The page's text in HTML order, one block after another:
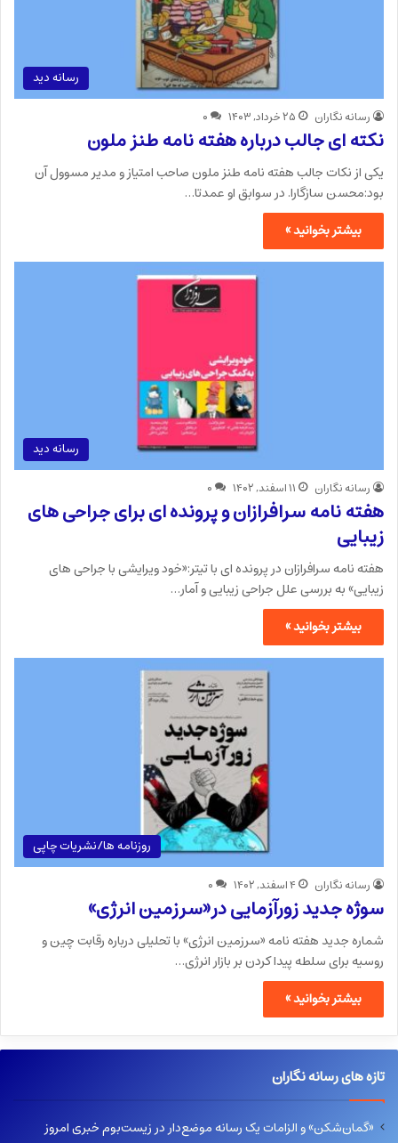
رسانه دید
رسانه نگاران ۲۵ خرداد, ۱۴۰۳ ۰
نکته ای جالب درباره هفته نامه طنز ملون
یکی از نکات جالب هفته نامه طنز ملون صاحب امتیاز و مدیر مسوول آن
بود:محسن سازگارا. در سوابق او عمدتا…
بیشتر بخوانید »
رسانه دید
رسانه نگاران ۱۱ اسفند, ۱۴۰۲ ۰
هفته نامه سرافرازان و پرونده ای برای جراحی های
زیبایی
هفته نامه سرافرازان در پرونده ای با تیتر:«خود ویرایشی با جراحی های
زیبایی» به بررسی علل جراحی زیبایی و آمار…
بیشتر بخوانید »
روزنامه ها/نشریات چاپی
رسانه نگاران ۴ اسفند, ۱۴۰۲ ۰
سوژه جدید زورآزمایی در«سرزمین انرژی»
شماره جدید هفته نامه «سرزمین انرژی» با تحلیلی درباره رقابت چین و
روسیه برای سلطه پیدا کردن بر بازار انرژی…
بیشتر بخوانید »
تازه های رسانه نگاران
«گمان‌شکن» و الزامات یک رسانه موضع‌دار در زیست‌بوم خبری امروز